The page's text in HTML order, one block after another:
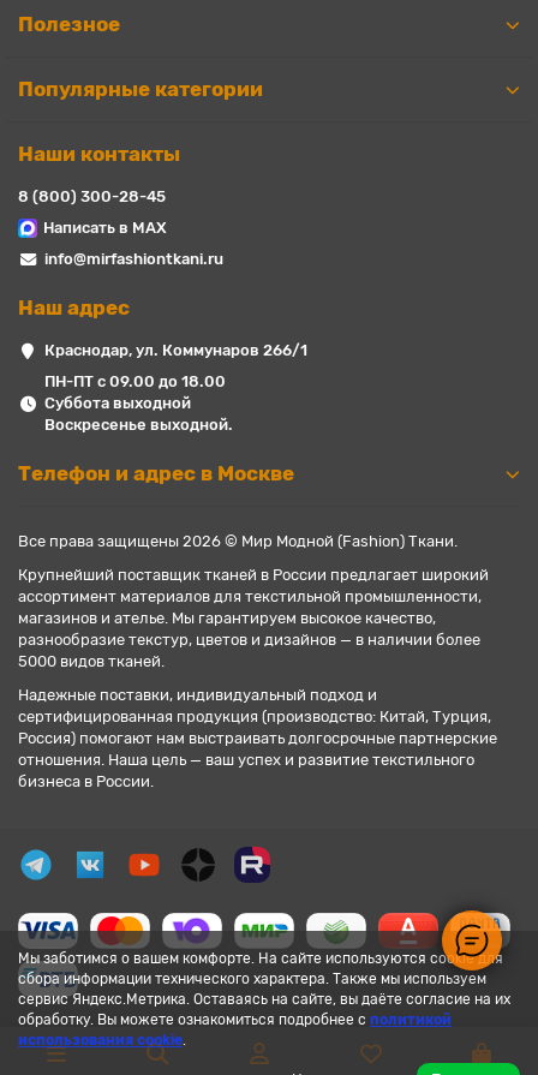
Мы заботимся о вашем комфорте. На сайте используются cookie для
сбора информации технического характера. Также мы используем
сервис Яндекс.Метрика. Оставаясь на сайте, вы даёте согласие на их
обработку. Вы можете ознакомиться подробнее с политикой
использования cookie.
Полезное
Популярные категории
Наши контакты
8 (800) 300-28-45
Написать в MAX
info@mirfashiontkani.ru
Наш адрес
Краснодар, ул. Коммунаров 266/1
ПН-ПТ с 09.00 до 18.00
Суббота выходной
Воскресенье выходной.
Телефон и адрес в Москве
Все права защищены 2026 © Мир Модной (Fashion) Ткани.
Крупнейший поставщик тканей в России предлагает широкий
ассортимент материалов для текстильной промышленности,
магазинов и ателье. Мы гарантируем высокое качество,
разнообразие текстур, цветов и дизайнов — в наличии более
5000 видов тканей.
Надежные поставки, индивидуальный подход и
сертифицированная продукция (производство: Китай, Турция,
Россия) помогают нам выстраивать долгосрочные партнерские
отношения. Наша цель — ваш успех и развитие текстильного
бизнеса в России.